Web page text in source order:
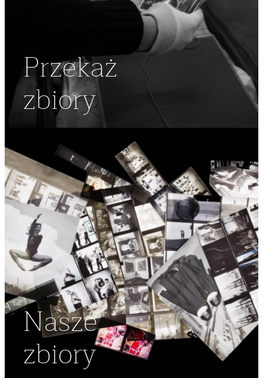
Przekaż
zbiory
Nasze
zbiory